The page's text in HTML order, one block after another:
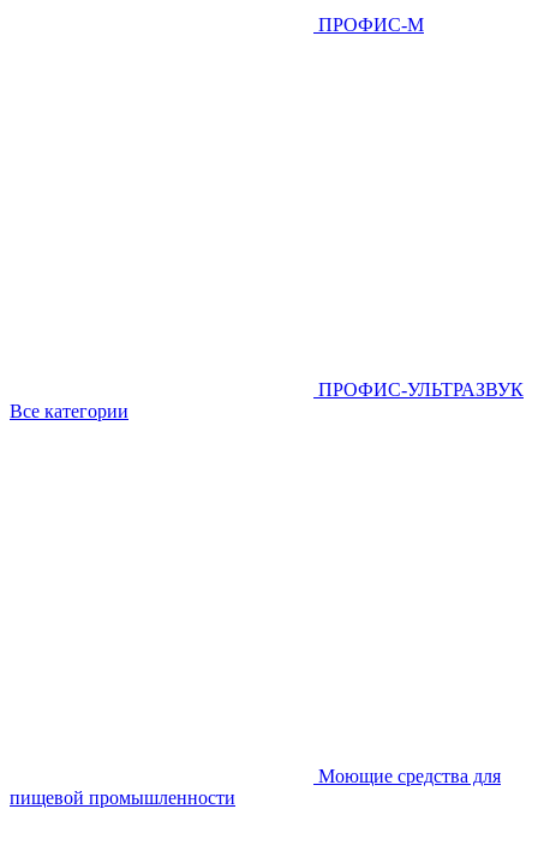
ПРОФИС-М
ПРОФИС-УЛЬТРАЗВУК
Все категории
Моющие средства для
пищевой промышленности